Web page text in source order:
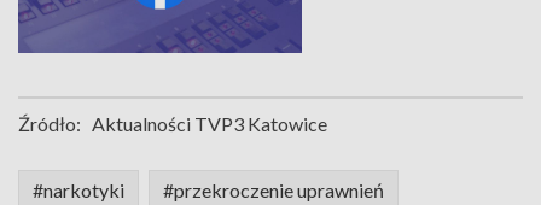
Źródło: Aktualności TVP3 Katowice
#narkotyki #przekroczenie uprawnień